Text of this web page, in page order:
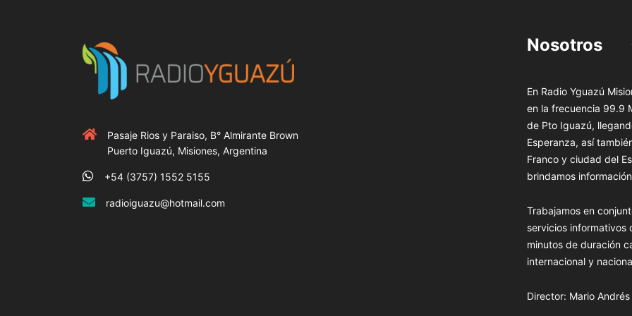
Pasaje Rios y Paraiso, B° Almirante Brown
Puerto Iguazú, Misiones, Argentina
+54 (3757) 1552 5155
radioiguazu@hotmail.com
Nosotros
En Radio Yguazú
en la frecuencia 99.9
de Pto Iguazú,
Esperanza, así
Franco y ciudad del
brindamos
Trabajamos en
servicios informativos
minutos de duración
internacional y
Director: Mario